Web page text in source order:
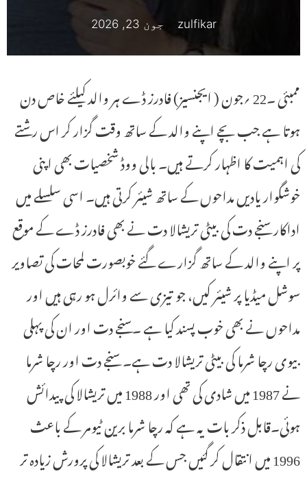
zulfikar جون 23, 2026
ممبئی ۔22 ؍جون ( ایجنسیز) فادرز ڈے ہر والد کیلئے خاص دن
ہوتا ہے جب بچے اپنے والد کے ساتھ وقت گزار کر اس رشتے
کی اہمیت کا اظہار کرتے ہیں۔ بالی ووڈ شخصیات بھی اپنی
خوشگوار یادیں مداحوں کے ساتھ شیئر کرتی ہیں۔ اسی سلسلے میں
اداکار سنجے دت کی بیٹی تریشالا دت نے بھی فادرز ڈے کے موقع
پر اپنے والد کے ساتھ گزارے گئے خوبصورت لمحات کی تصاویر
سوشل میڈیا پر شیئر کیں، جو تیزی سے وائرل ہو رہی ہیں اور
مداحوں نے بھی خوب پسند کیا ہے ۔سنجے دت اور ان کی پہلی
بیوی رچا شرما کی بیٹی تریشالا دت ہے۔ سنجے دت اور رچا شرما
نے 1987 میں شادی کی تھی اور 1988 میں تریشالا کی پیدائش
ہوئی۔قابل ذکر بات یہ ہے کہ رچا شرما برین ٹیومر کے باعث
1996 میں انتقال کر گئیں جس کے بعد تریشالا کی پرورش زیادہ تر